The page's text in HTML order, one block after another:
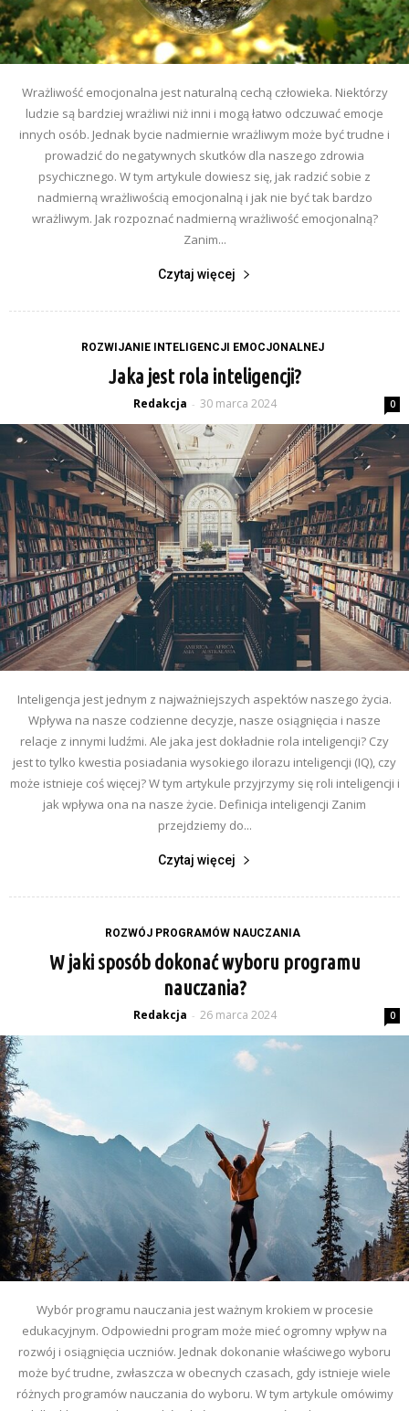
Wrażliwość emocjonalna jest naturalną cechą człowieka. Niektórzy
ludzie są bardziej wrażliwi niż inni i mogą łatwo odczuwać emocje
innych osób. Jednak bycie nadmiernie wrażliwym może być trudne i
prowadzić do negatywnych skutków dla naszego zdrowia
psychicznego. W tym artykule dowiesz się, jak radzić sobie z
nadmierną wrażliwością emocjonalną i jak nie być tak bardzo
wrażliwym. Jak rozpoznać nadmierną wrażliwość emocjonalną?
Zanim...
Czytaj więcej
ROZWIJANIE INTELIGENCJI EMOCJONALNEJ
Jaka jest rola inteligencji?
Redakcja - 30 marca 2024 0
Inteligencja jest jednym z najważniejszych aspektów naszego życia.
Wpływa na nasze codzienne decyzje, nasze osiągnięcia i nasze
relacje z innymi ludźmi. Ale jaka jest dokładnie rola inteligencji? Czy
jest to tylko kwestia posiadania wysokiego ilorazu inteligencji (IQ), czy
może istnieje coś więcej? W tym artykule przyjrzymy się roli inteligencji i
jak wpływa ona na nasze życie. Definicja inteligencji Zanim
przejdziemy do...
Czytaj więcej
ROZWÓJ PROGRAMÓW NAUCZANIA
W jaki sposób dokonać wyboru programu
nauczania?
Redakcja - 26 marca 2024 0
Wybór programu nauczania jest ważnym krokiem w procesie
edukacyjnym. Odpowiedni program może mieć ogromny wpływ na
rozwój i osiągnięcia uczniów. Jednak dokonanie właściwego wyboru
może być trudne, zwłaszcza w obecnych czasach, gdy istnieje wiele
różnych programów nauczania do wyboru. W tym artykule omówimy